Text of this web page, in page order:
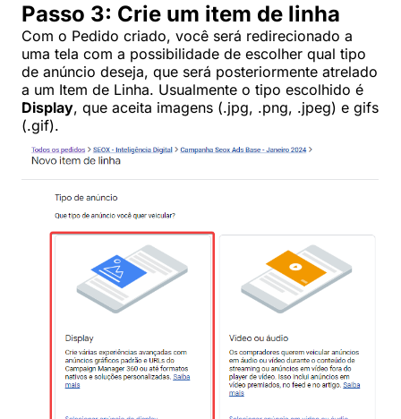
Passo 3: Crie um item de linha
Com o Pedido criado, você será redirecionado a
uma tela com a possibilidade de escolher qual tipo
de anúncio deseja, que será posteriormente atrelado
a um Item de Linha. Usualmente o tipo escolhido é
Display, que aceita imagens (.jpg, .png, .jpeg) e gifs
(.gif).